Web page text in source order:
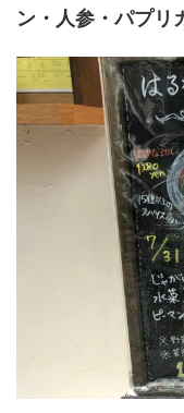
ン・人参・パプリ